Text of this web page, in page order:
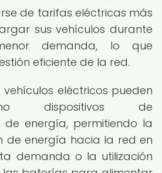
de tarifas eléctricas más
sus vehículos durante
demanda, lo que
eficiente de la red.
eléctricos pueden
dispositivos de
de energía, permitiendo la
de energía hacia la red en
demanda o la utilización